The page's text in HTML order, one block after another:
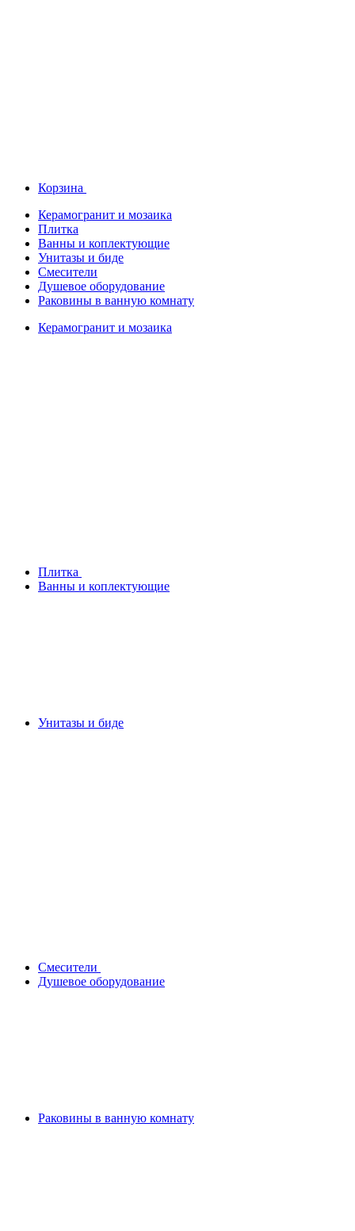
Корзина
Керамогранит и мозаика
Плитка
Ванны и коплектующие
Унитазы и биде
Смесители
Душевое оборудование
Раковины в ванную комнату
Керамогранит и мозаика
Плитка
Ванны и коплектующие
Унитазы и биде
Смесители
Душевое оборудование
Раковины в ванную комнату